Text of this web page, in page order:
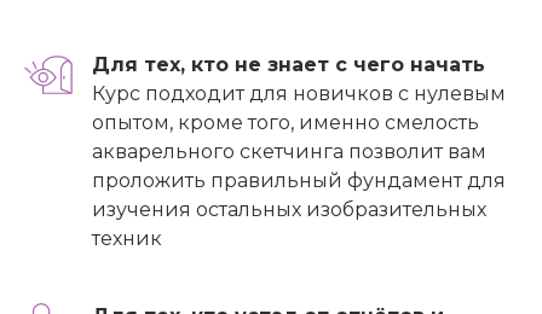
Для тех, кто не знает с чего начать
Курс подходит для новичков с нулевым
опытом, кроме того, именно смелость
акварельного скетчинга позволит вам
проложить правильный фундамент для
изучения остальных изобразительных
техник